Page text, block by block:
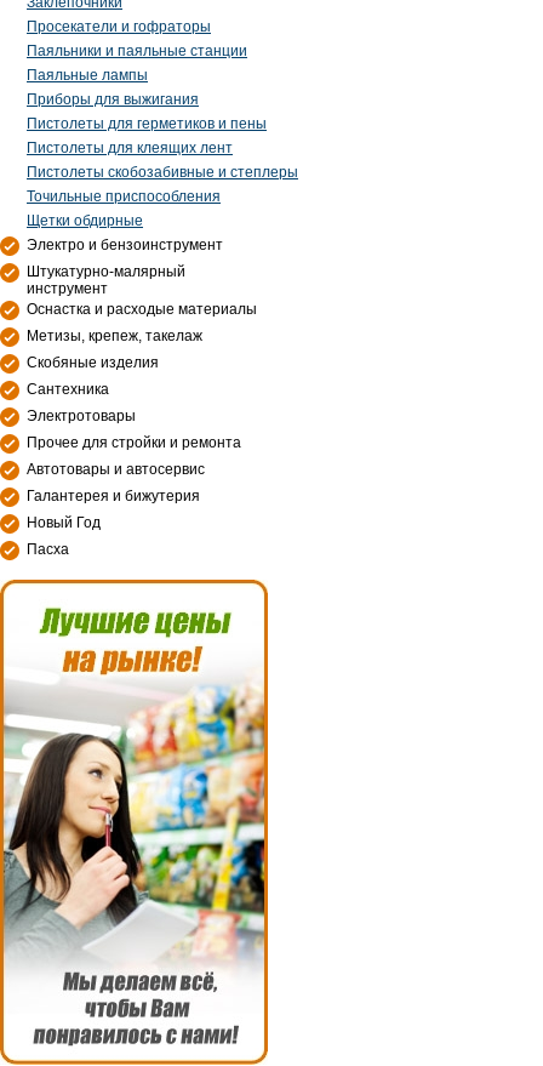
Просекатели и гофраторы
Паяльники и паяльные станции
Паяльные лампы
Приборы для выжигания
Пистолеты для герметиков и пены
Пистолеты для клеящих лент
Пистолеты скобозабивные и степлеры
Точильные приспособления
Щетки обдирные
Электро и бензоинструмент
Штукатурно-малярный
инструмент
Оснастка и расходые материалы
Метизы, крепеж, такелаж
Скобяные изделия
Сантехника
Электротовары
Прочее для стройки и ремонта
Автотовары и автосервис
Галантерея и бижутерия
Новый Год
Пасха